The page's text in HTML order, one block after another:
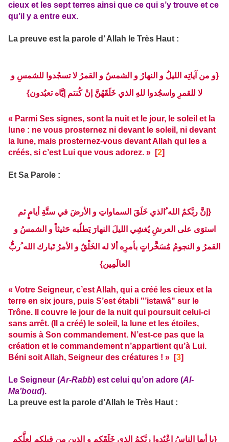
cieux et les sept terres ainsi que ce qui s’y trouve et ce
qu’il y a entre eux.
La preuve est la parole d’ Allah le Très Haut :
{و من آياتِه الليلُ و النهارُ و الشمسُ و القمرُ لا تسجُدوا للشمسِ و
لا للقمرِ واسجُدوا للهِ الذي خَلَقَهُنَّ إنْ كُنتم إيَّاه تعبُدون}
« Parmi Ses signes, sont la nuit et le jour, le soleil et la
lune : ne vous prosternez ni devant le soleil, ni devant
la lune, mais prosternez-vous devant Allah qui les a
créés, si c’est Lui que vous adorez. » [2]
Et Sa Parole :
{إنَّ ربَّكمُ الله ُالذي خَلَقَ السماواتِ و الأرضَ في ستَّةِ أيامٍ ثم
استوَى على العرشِ يُغشِي الليلَ النهارَ يَطلُبه حَثيثاً و الشمسُ و
القمرُ و النجومُ مُسَخَّراتٍ بأمرِه ألا له الخَلْقُ و الأمرُ تَبارك الله ُربُّ
العالَمِين}
« Votre Seigneur, c’est Allah, qui a créé les cieux et la
terre en six jours, puis S’est établi "’istawâ" sur le
Trône. Il couvre le jour de la nuit qui poursuit celui-ci
sans arrêt. (Il a créé) le soleil, la lune et les étoiles,
soumis à Son commandement. N’est-ce pas que la
création et le commandement n’appartient qu’à Lui.
Béni soit Allah, Seigneur des créatures ! » [3]
Le Seigneur (Ar-Rabb) est celui qu’on adore (Al-
Ma’boud).
La preuve est la parole d’Allah le Très Haut :
{يا أيها الناسُ اعْبُدوا ربَّكمُ الذي خَلَقَكم و الذين مِن قبلِكم لعلَّكم